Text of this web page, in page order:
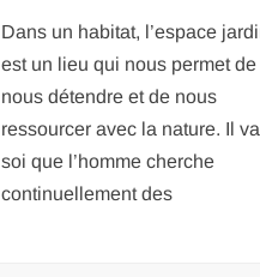
Dans un habitat, l’espace
est un lieu qui nous permet de
nous détendre et de nous
ressourcer avec la nature. Il
soi que l’homme cherche
continuellement des